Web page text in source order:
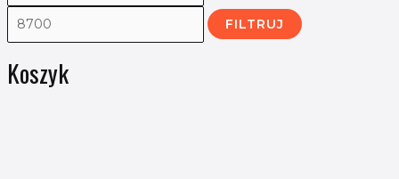
FILTRUJ
Koszyk